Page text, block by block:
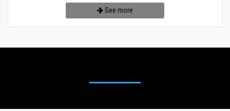
See more